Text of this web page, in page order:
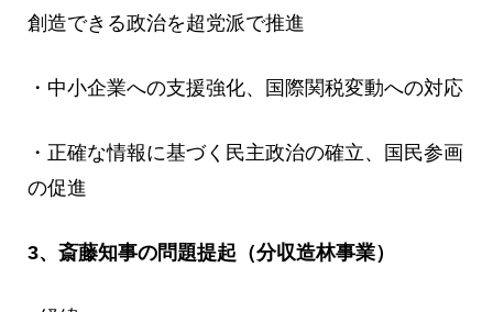
創造できる政治を超党派で推進
・中小企業への支援強化、国際関税変動への対応
・正確な情報に基づく民主政治の確立、国民参画
の促進
3、斎藤知事の問題提起（分収造林事業）